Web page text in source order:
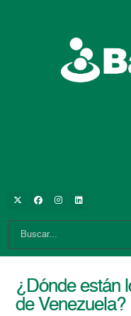
¿Dónde están
de Venezuela?